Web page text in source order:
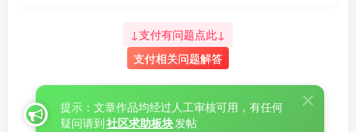
↓支付有问题点此↓
支付相关问题解答
提示：文章作品均经过人工审核可用，有任何
疑问请到社区求助板块发帖